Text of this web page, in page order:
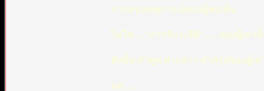
การสรุปเหตุการณ์ของผู้พบเห็น
ไม่ใช่.... "การรับวะฮีย์" ..... ของผู้เล่า
ดังนั้น คำพูด คำกล่าว คำสรุปของผู้เล่
แต่.....